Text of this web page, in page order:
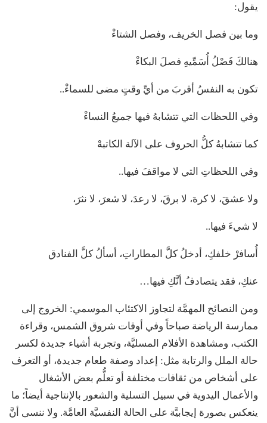
يقول:
وما بين فصل الخريف، وفصل الشتاءْ
هنالكَ فَصْلُ أُسَمِّيهِ فصلَ البكاءْ
تكون به النفسُ أقربَ من أيِّ وقتٍ مضى للسماءْ..
وفي اللحظات التي تتشابهُ فيها جميعُ النساءْ
كما تتشابهُ كلُّ الحروف على الآلة الكاتبهْ
وفي اللحظاتِ التي لا مواقفَ فيها..
ولا عشقَ، لا كرهَ، لا برقَ، لا رعدَ، لا شعرَ، لا نثرَ،
لا شيءَ فيها..
أُسافرْ خلفكِ، أدخلُ كلَّ المطاراتِ، أسألُ كلَّ الفنادق
عنكِ، فقد يتصادفُ أنَّكِ فيها…
ومن النصائح المهمَّة لتجاوز الاكتئاب الموسمي: الخروج إلى
ممارسة الرياضة صباحاً وفي أوقات شروق الشمس، وقراءة
الكتب، ومشاهدة الأفلام المسليَّة، وتجربة أشياء جديدة لكسر
حالة الملل والرتابة مثل: إعداد وصفة طعام جديدة، أو التعرف
على أشخاص من ثقافات مختلفة أو تعلُّم بعض الأشغال
والأعمال اليدوية في سبيل التسلية والشعور بالإنتاجية أيضاً؛ ما
ينعكس بصورة إيجابيَّة على الحالة النفسيَّة العامَّة. ولا ننسى أنَّ